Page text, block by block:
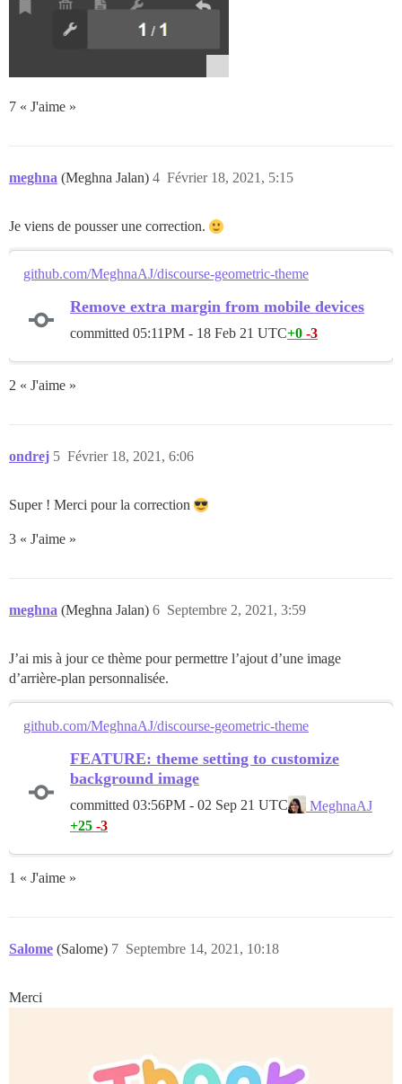
7 « J'aime »
meghna (Meghna Jalan) Février 18, 2021, 5:15
4
Je viens de pousser une correction.
github.com/MeghnaAJ/discourse-geometric-theme
Remove extra margin from mobile devices
committed 05:11PM - 18 Feb 21 UTC+0 -3
2 « J'aime »
ondrej Février 18, 2021, 6:06
5
Super ! Merci pour la correction
3 « J'aime »
meghna (Meghna Jalan) Septembre 2, 2021, 3:59
6
J’ai mis à jour ce thème pour permettre l’ajout d’une image
d’arrière-plan personnalisée.
github.com/MeghnaAJ/discourse-geometric-theme
FEATURE: theme setting to customize
background image
committed 03:56PM - 02 Sep 21 UTC
MeghnaAJ
+25 -3
1 « J'aime »
Salome (Salome) Septembre 14, 2021, 10:18
7
Merci